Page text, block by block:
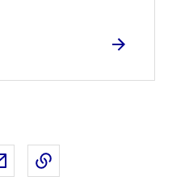
sur LinkedIn
Partager par email